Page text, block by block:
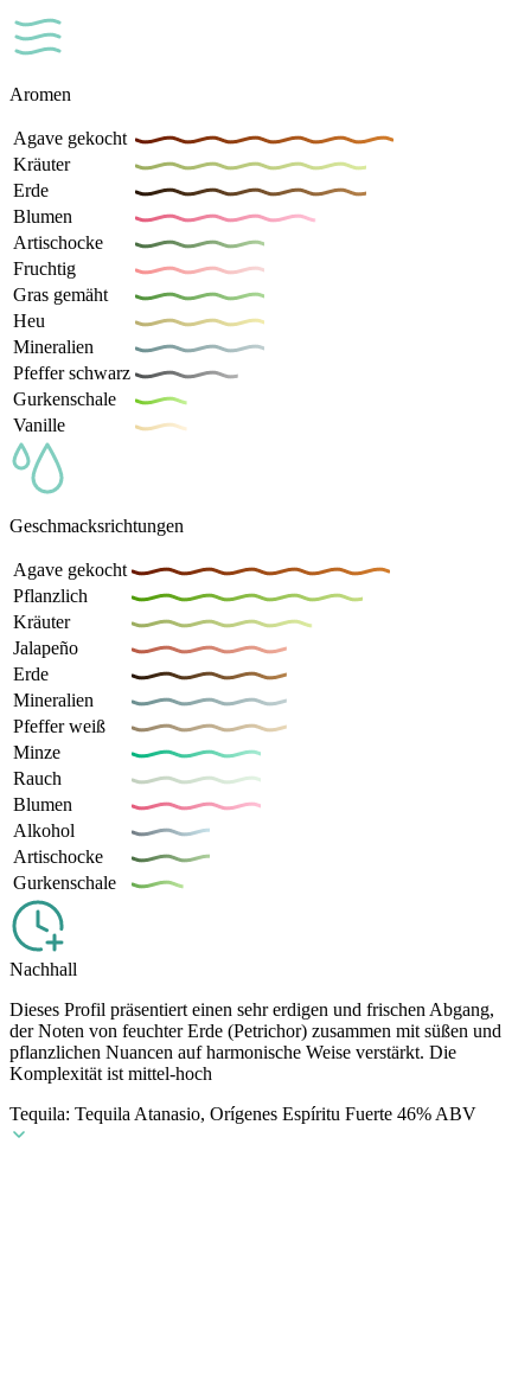
Aromen
Agave gekocht
Kräuter
Erde
Blumen
Artischocke
Fruchtig
Gras gemäht
Heu
Mineralien
Pfeffer schwarz
Gurkenschale
Vanille
Geschmacksrichtungen
Agave gekocht
Pflanzlich
Kräuter
Jalapeño
Erde
Mineralien
Pfeffer weiß
Minze
Rauch
Blumen
Alkohol
Artischocke
Gurkenschale
Nachhall
Dieses Profil präsentiert einen sehr erdigen und frischen Abgang,
der Noten von feuchter Erde (Petrichor) zusammen mit süßen und
pflanzlichen Nuancen auf harmonische Weise verstärkt. Die
Komplexität ist mittel-hoch
Tequila: Tequila Atanasio, Orígenes Espíritu Fuerte 46% ABV